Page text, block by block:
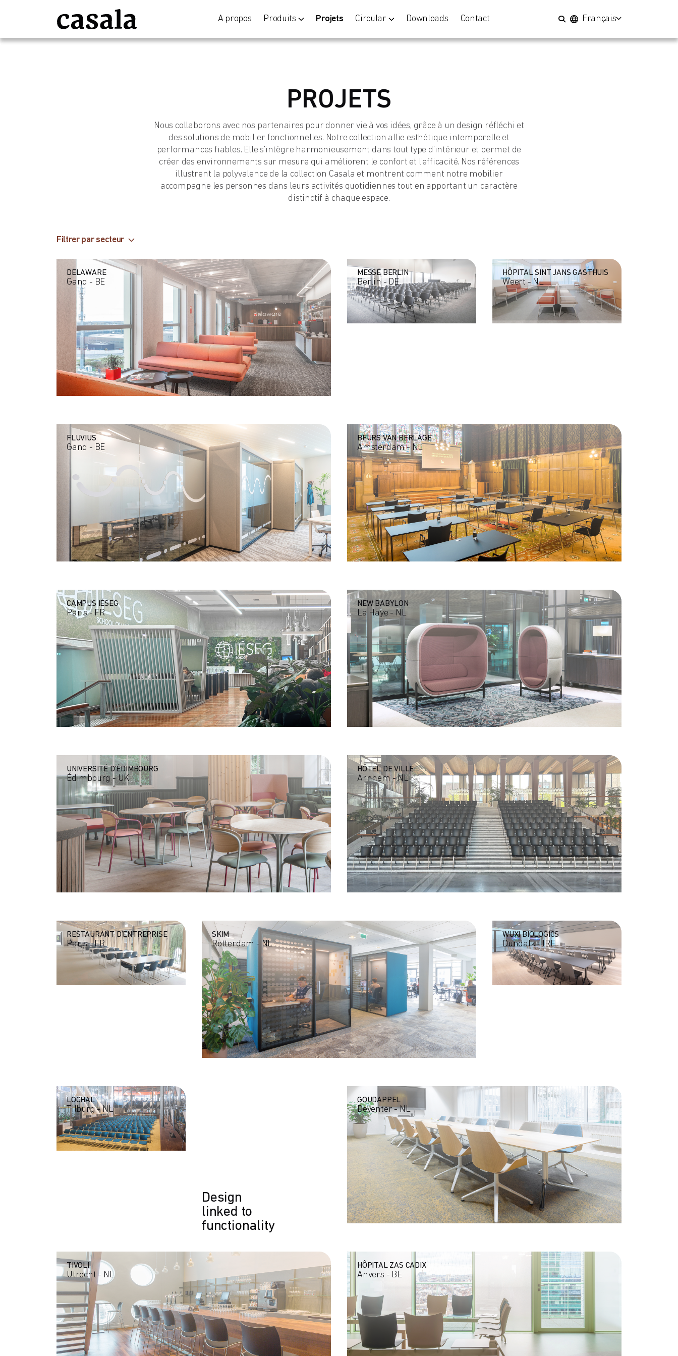
A propos Produits Projets Circular Downloads Contact Français
PROJETS
Nous collaborons avec nos partenaires pour donner vie à vos idées, grâce à un design réfléchi et
des solutions de mobilier fonctionnelles. Notre collection allie esthétique intemporelle et
performances fiables. Elle s’intègre harmonieusement dans tout type d’intérieur et permet de
créer des environnements sur mesure qui améliorent le confort et l’efficacité. Nos références
illustrent la polyvalence de la collection Casala et montrent comment notre mobilier
accompagne les personnes dans leurs activités quotidiennes tout en apportant un caractère
distinctif à chaque espace.
Filtrer par secteur
DELAWARE
Gand - BE
MESSE BERLIN
Berlin - DE
HÔPITAL SINT JANS GASTHUIS
Weert - NL
FLUVIUS
Gand - BE
BEURS VAN BERLAGE
Amsterdam - NL
CAMPUS IÉSEG
Paris - FR
NEW BABYLON
La Haye - NL
UNIVERSITÉ D’ÉDIMBOURG
Édimbourg - UK
HÔTEL DE VILLE
Arnhem - NL
RESTAURANT D’ENTREPRISE
Paris - FR
SKIM
Rotterdam - NL
WUXI BIOLOGICS
Dundalk - IRE
LOCHAL
Tilburg - NL
Design
linked to
functionality
GOUDAPPEL
Deventer - NL
TIVOLI
Utrecht - NL
HÔPITAL ZAS CADIX
Anvers - BE